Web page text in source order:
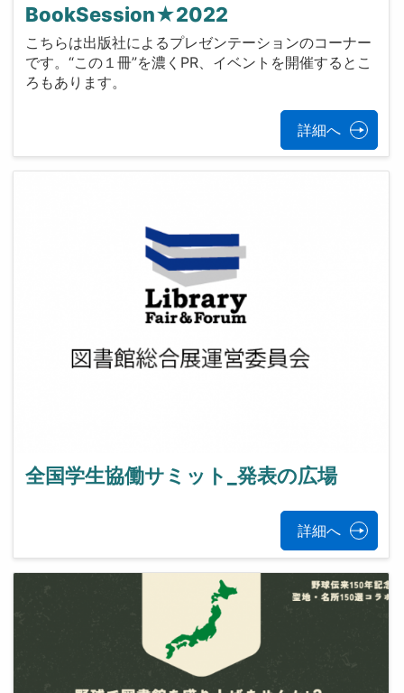
BookSession★2022
こちらは出版社によるプレゼンテーションのコーナー
です。“この１冊”を濃くPR、イベントを開催するとこ
ろもあります。
詳細へ
全国学生協働サミット_発表の広場
詳細へ